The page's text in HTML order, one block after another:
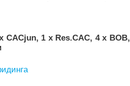
CACjun, 1 x Res.CAC, 4 x